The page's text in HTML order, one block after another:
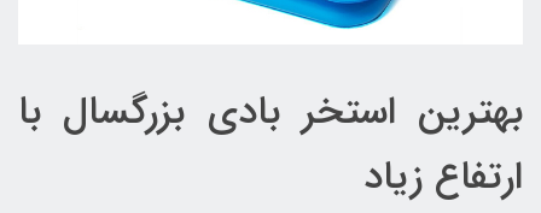
بهترین استخر بادی بزرگسال با
ارتفاع زیاد